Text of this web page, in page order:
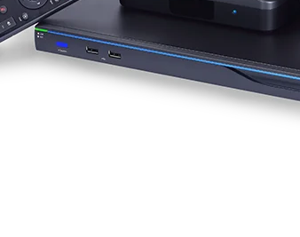
21:9 Ultrawide Displays